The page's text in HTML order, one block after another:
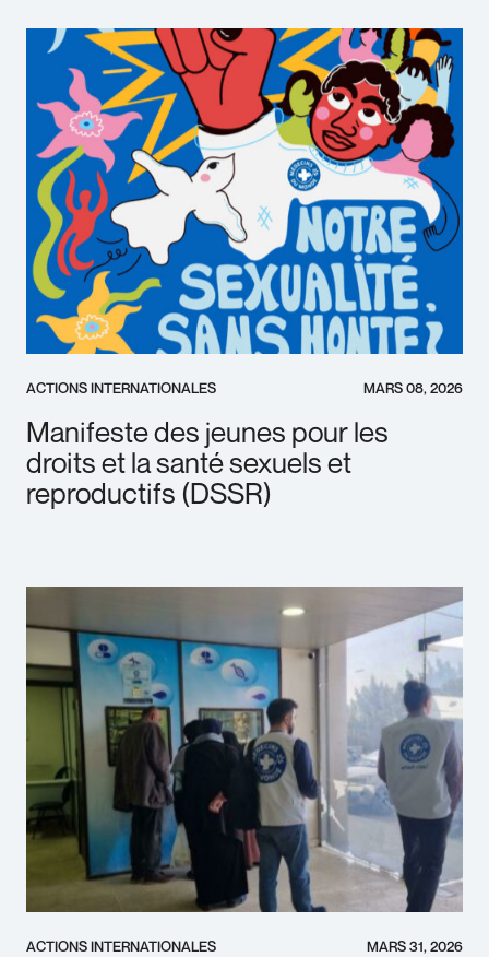
ACTIONS INTERNATIONALES MARS 08, 2026
Manifeste des jeunes pour les
droits et la santé sexuels et
reproductifs (DSSR)
ACTIONS INTERNATIONALES MARS 31, 2026